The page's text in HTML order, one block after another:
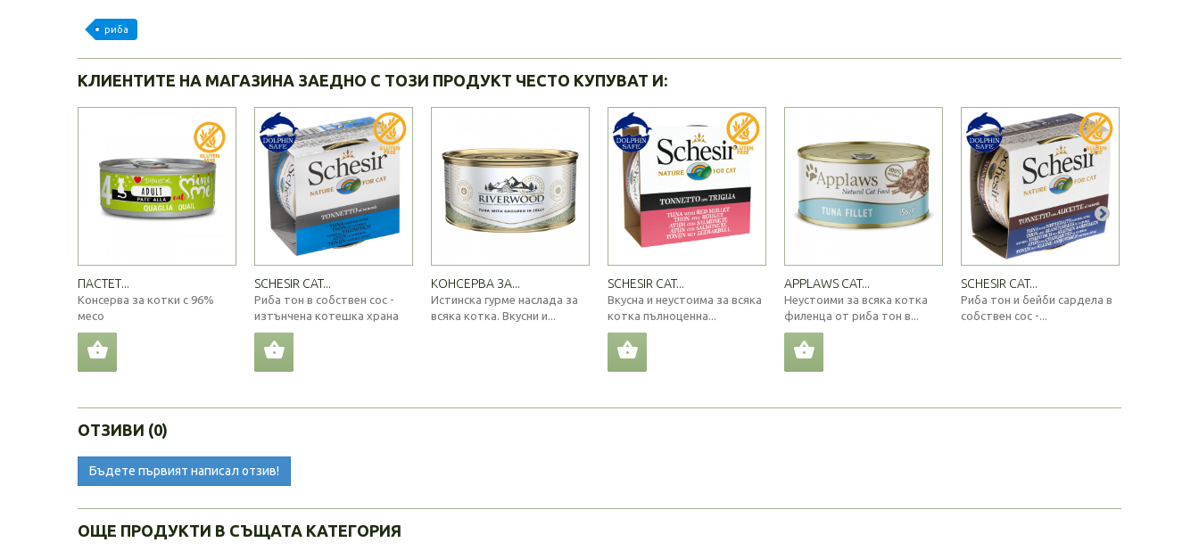
риба
КЛИЕНТИТЕ НА МАГАЗИНА ЗАЕДНО С ТОЗИ ПРОДУКТ ЧЕСТО КУПУВАТ И:
ПАСТЕТ...
Консерва за котки с 96%
месо
SCHESIR CAT...
Риба тон в собствен сос -
изтънчена котешка храна
КОНСЕРВА ЗА...
Истинска гурме наслада за
всяка котка. Вкусни и...
SCHESIR CAT...
Вкусна и неустоима за всяка
котка пълноценна...
APPLAWS CAT...
Неустоими за всяка котка
филенца от риба тон в...
SCHESIR CAT...
Риба тон и бейби сардела в
собствен сос -...
ОТЗИВИ (0)
Бъдете първият написал отзив!
ОЩЕ ПРОДУКТИ В СЪЩАТА КАТЕГОРИЯ